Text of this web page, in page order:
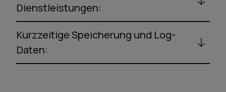
Dienstleistungen:
Kurzzeitige Speicherung und Log-
Daten: